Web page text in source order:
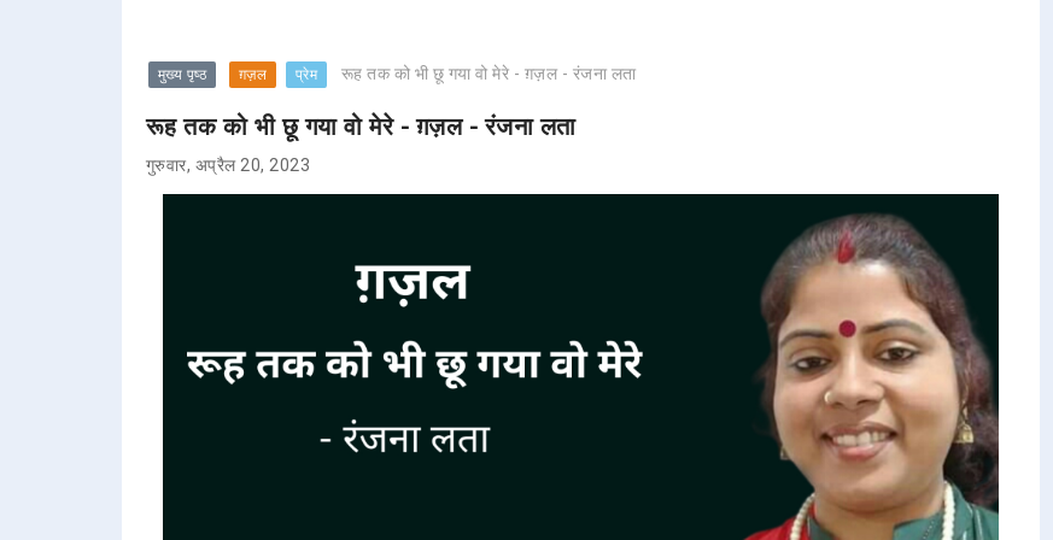
मुख्य पृष्ठ ग़ज़ल प्रेम रूह तक को भी छू गया वो मेरे - ग़ज़ल - रंजना लता
रूह तक को भी छू गया वो मेरे - ग़ज़ल - रंजना लता
गुरुवार, अप्रैल 20, 2023